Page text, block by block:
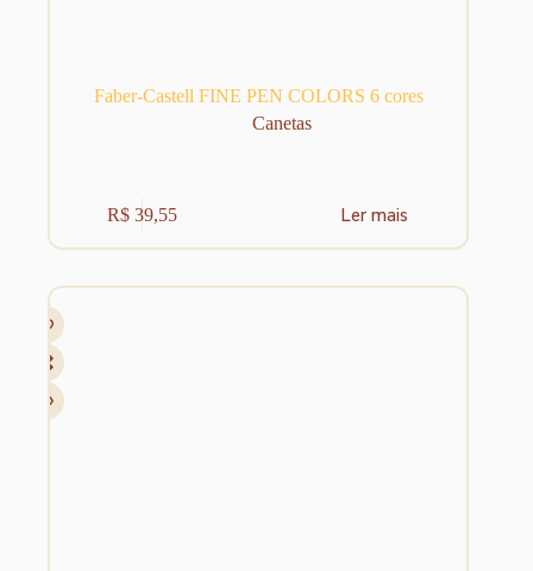
Faber-Castell FINE PEN COLORS 6 cores
Canetas
R$ 39,55 Ler mais